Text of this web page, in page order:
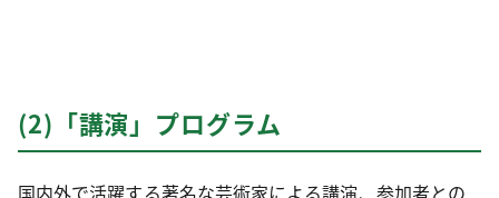
(2)「講演」プログラム